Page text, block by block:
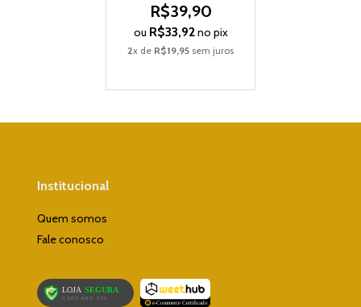
R$39,90
ou R$33,92no pix
2x de R$19,95 sem juros
Institucional
Quem somos
Fale conosco